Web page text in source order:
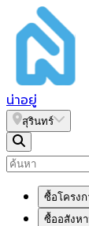
น่าอยู่
สุรินทร์
ซื้อโครง
ซื้ออสังห